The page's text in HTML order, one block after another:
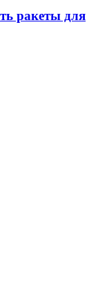
ракеты для